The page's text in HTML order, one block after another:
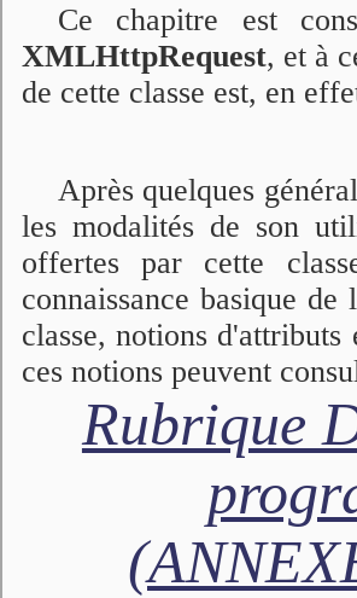
Ce chapitre est
XMLHttpRequest, et à
de cette classe est, en
Après quelques
les modalités de son
offertes par cette
connaissance basique
classe, notions
ces notions peuvent
Rubrique